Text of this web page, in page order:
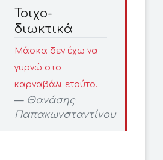
Τοιχο-
διωκτικά
Μάσκα δεν έχω να
γυρνώ στο
καρναβάλι ετούτο.
Θανάσης
Παπακωνσταντίνου